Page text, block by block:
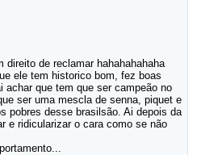
direito de reclamar hahahahahaha
ele tem historico bom, fez boas
achar que tem que ser campeão no
ser uma mescla de senna, piquet e
pobres desse brasilsão. Ai depois da
e ridicularizar o cara como se não